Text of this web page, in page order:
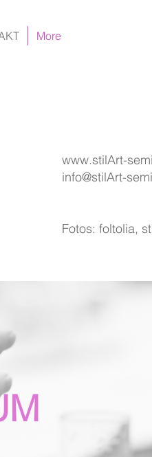
More
www.stilArt-
info@stilArt-
Fotos: foltolia,